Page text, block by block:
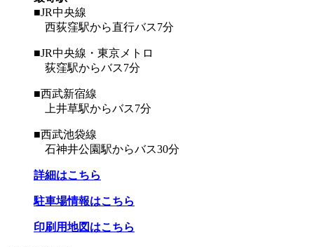
■JR中央線
西荻窪駅から直行バス7分
■JR中央線・東京メトロ
荻窪駅からバス7分
■西武新宿線
上井草駅からバス7分
■西武池袋線
石神井公園駅からバス30分
詳細はこちら
駐車場情報はこちら
印刷用地図はこちら